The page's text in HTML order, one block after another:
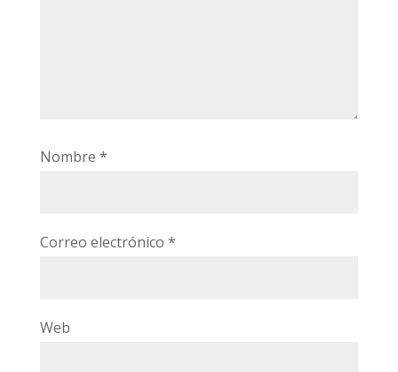
Nombre *
Correo electrónico *
Web